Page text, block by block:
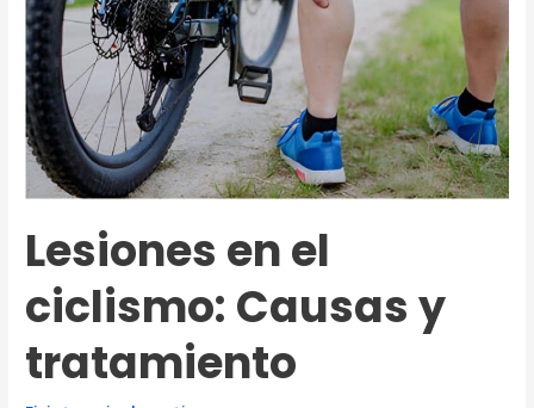
Lesiones en el
ciclismo: Causas y
tratamiento